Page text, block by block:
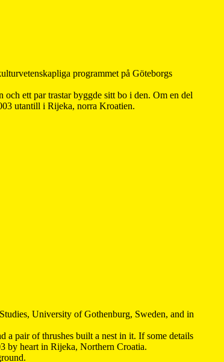
programmet på Göteborgs
och ett par trastar byggde sitt bo i den. Om en del
utantill i Rijeka, norra Kroatien.
University of Gothenburg, Sweden, and in
a pair of thrushes built a nest in it. If some details
by heart in Rijeka, Northern Croatia.